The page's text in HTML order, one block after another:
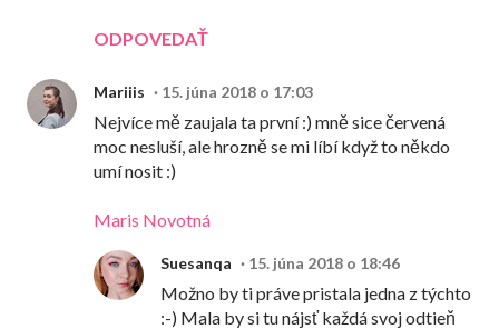
ODPOVEDAŤ
Mariiis 15. júna 2018 o 17:03
Nejvíce mě zaujala ta první :) mně sice červená
moc nesluší, ale hrozně se mi líbí když to někdo
umí nosit :)
Maris Novotná
Suesanqa 15. júna 2018 o 18:46
Možno by ti práve pristala jedna z týchto
:-) Mala by si tu nájsť každá svoj odtieň